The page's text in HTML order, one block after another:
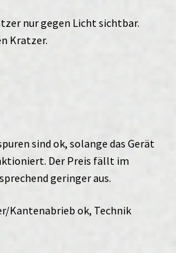
nur gegen Licht sichtbar.
Kratzer.
sind ok, solange das Gerät
Der Preis fällt im
geringer aus.
Kantenabrieb ok, Technik